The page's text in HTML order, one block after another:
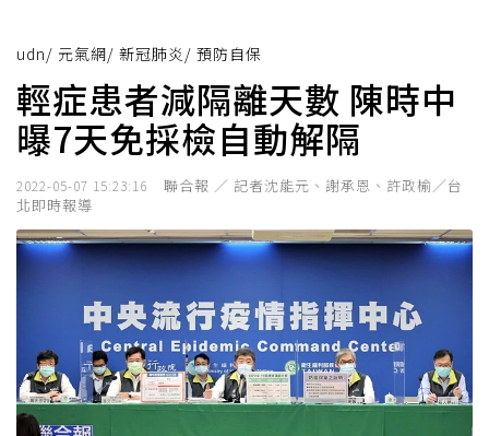
udn/ 元氣網/ 新冠肺炎 / 預防自保
輕症患者減隔離天數 陳時中
曝7天免採檢自動解隔
2022-05-07 15:23:16
聯合報 ／ 記者沈能元、謝承恩、許政榆／台
北即時報導